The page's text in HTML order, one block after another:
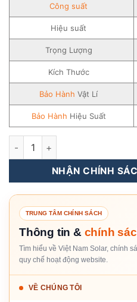
Công suất
Hiệu suất
Trọng Lượng
Kích Thước
Bảo Hành Vật Lí
Bảo Hành Hiệu Suất
Tấm Pin Năng Lượng Mặt
NHẬN CHÍNH
TRUNG TÂM CHÍNH SÁCH
Thông tin & chính
Tìm hiểu về Việt Nam Solar, chính
quy chế hoạt động website.
VỀ CHÚNG TÔI